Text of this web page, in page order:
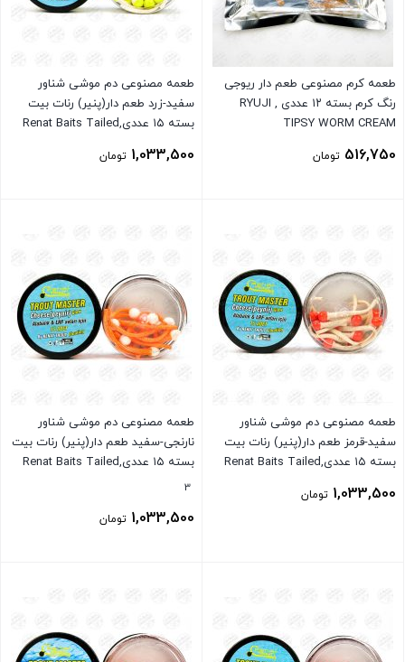
طعمه کرم مصنوعی طعم دار ریوجی
رنگ کرم بسته ۱۲ عددی , RYUJI
TIPSY WORM CREAM
516,750 تومان
طعمه مصنوعی دم موشی شناور
سفید-زرد طعم دار(پنیر) رنات بیت
بسته ۱۵ عددی,Renat Baits Tailed
1,033,500 تومان
طعمه مصنوعی دم موشی شناور
سفید-قرمز طعم دار(پنیر) رنات بیت
بسته ۱۵ عددی,Renat Baits Tailed
1,033,500 تومان
طعمه مصنوعی دم موشی شناور
نارنجی-سفید طعم دار(پنیر) رنات بیت
بسته ۱۵ عددی,Renat Baits Tailed
Trout Master
3
1,033,500 تومان